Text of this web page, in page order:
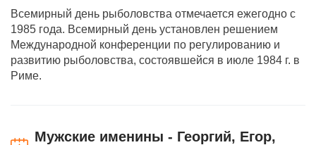
Всемирный день рыболовства отмечается ежегодно с
1985 года. Всемирный день установлен решением
Международной конференции по регулированию и
развитию рыболовства, состоявшейся в июле 1984 г. в
Риме.
Мужские именины - Георгий, Егор,